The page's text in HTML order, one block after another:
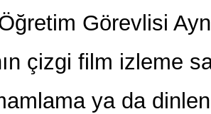
Görevlisi
çizgi film izleme
ya da